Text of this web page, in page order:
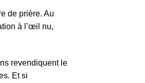
de prière. Au
à l’œil nu,
revendiquent le
Et si